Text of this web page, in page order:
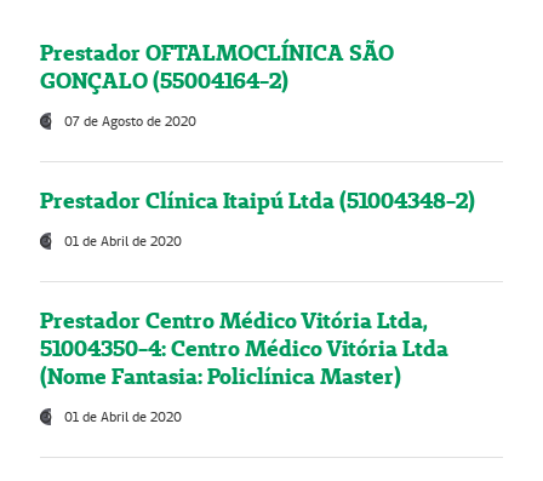
Prestador OFTALMOCLÍNICA SÃO
GONÇALO (55004164-2)
07 de Agosto de 2020
Prestador Clínica Itaipú Ltda (51004348-2)
01 de Abril de 2020
Prestador Centro Médico Vitória Ltda,
51004350-4: Centro Médico Vitória Ltda
(Nome Fantasia: Policlínica Master)
01 de Abril de 2020